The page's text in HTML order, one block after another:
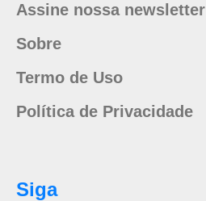
Assine nossa newsletter
Sobre
Termo de Uso
Política de Privacidade
Siga